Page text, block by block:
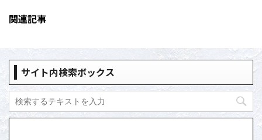
関連記事
サイト内検索ボックス